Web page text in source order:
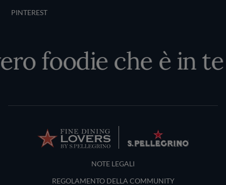
PINTEREST
foodie che è in te
Terms and Conditions
NOTE LEGALI
REGOLAMENTO DELLA COMMUNITY